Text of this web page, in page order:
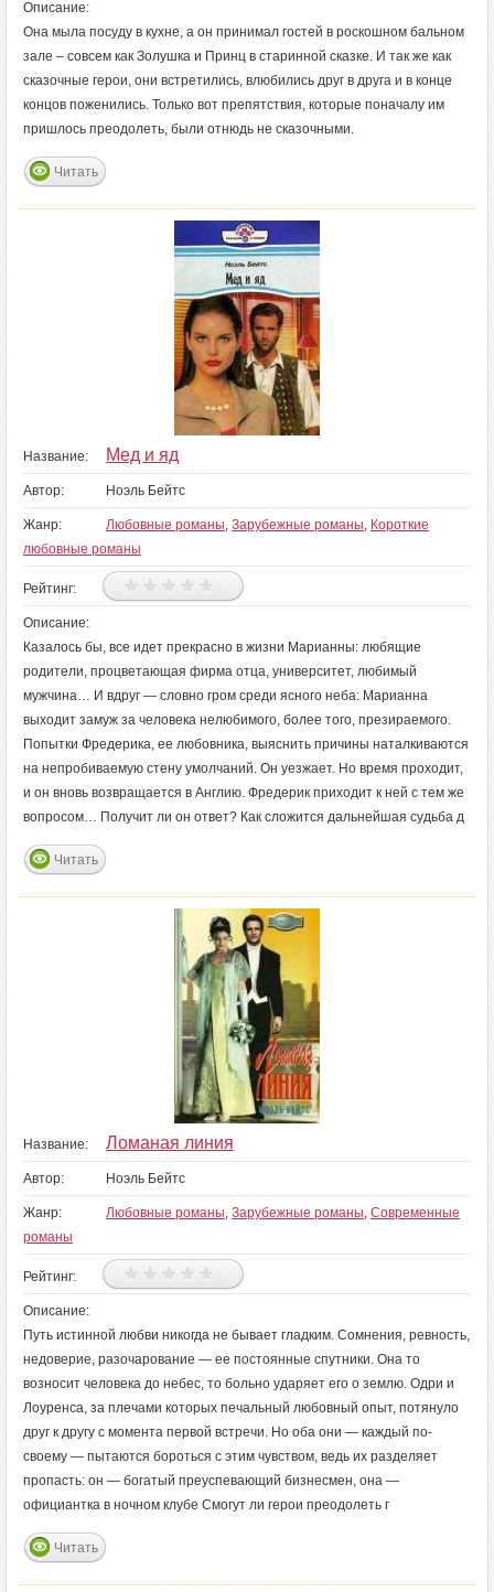
Описание:
Она мыла посуду в кухне, а он принимал гостей в роскошном бальном
зале – совсем как Золушка и Принц в старинной сказке. И так же как
сказочные герои, они встретились, влюбились друг в друга и в конце
концов поженились. Только вот препятствия, которые поначалу им
пришлось преодолеть, были отнюдь не сказочными.
Читать
Название: Мед и яд
Автор: Ноэль Бейтс
Жанр: Любовные романы, Зарубежные романы, Короткие
любовные романы
Рейтинг:
Описание:
Казалось бы, все идет прекрасно в жизни Марианны: любящие
родители, процветающая фирма отца, университет, любимый
мужчина… И вдруг — словно гром среди ясного неба: Марианна
выходит замуж за человека нелюбимого, более того, презираемого.
Попытки Фредерика, ее любовника, выяснить причины наталкиваются
на непробиваемую стену умолчаний. Он уезжает. Но время проходит,
и он вновь возвращается в Англию. Фредерик приходит к ней с тем же
вопросом… Получит ли он ответ? Как сложится дальнейшая судьба д
Читать
Название: Ломаная линия
Автор: Ноэль Бейтс
Жанр: Любовные романы, Зарубежные романы, Современные
романы
Рейтинг:
Описание:
Путь истинной любви никогда не бывает гладким. Сомнения, ревность,
недоверие, разочарование — ее постоянные спутники. Она то
возносит человека до небес, то больно ударяет его о землю. Одри и
Лоуренса, за плечами которых печальный любовный опыт, потянуло
друг к другу с момента первой встречи. Но оба они — каждый по-
своему — пытаются бороться с этим чувством, ведь их разделяет
пропасть: он — богатый преуспевающий бизнесмен, она —
официантка в ночном клубе Смогут ли герои преодолеть г
Читать